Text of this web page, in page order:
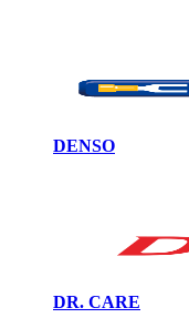
DENSO
DR. CARE